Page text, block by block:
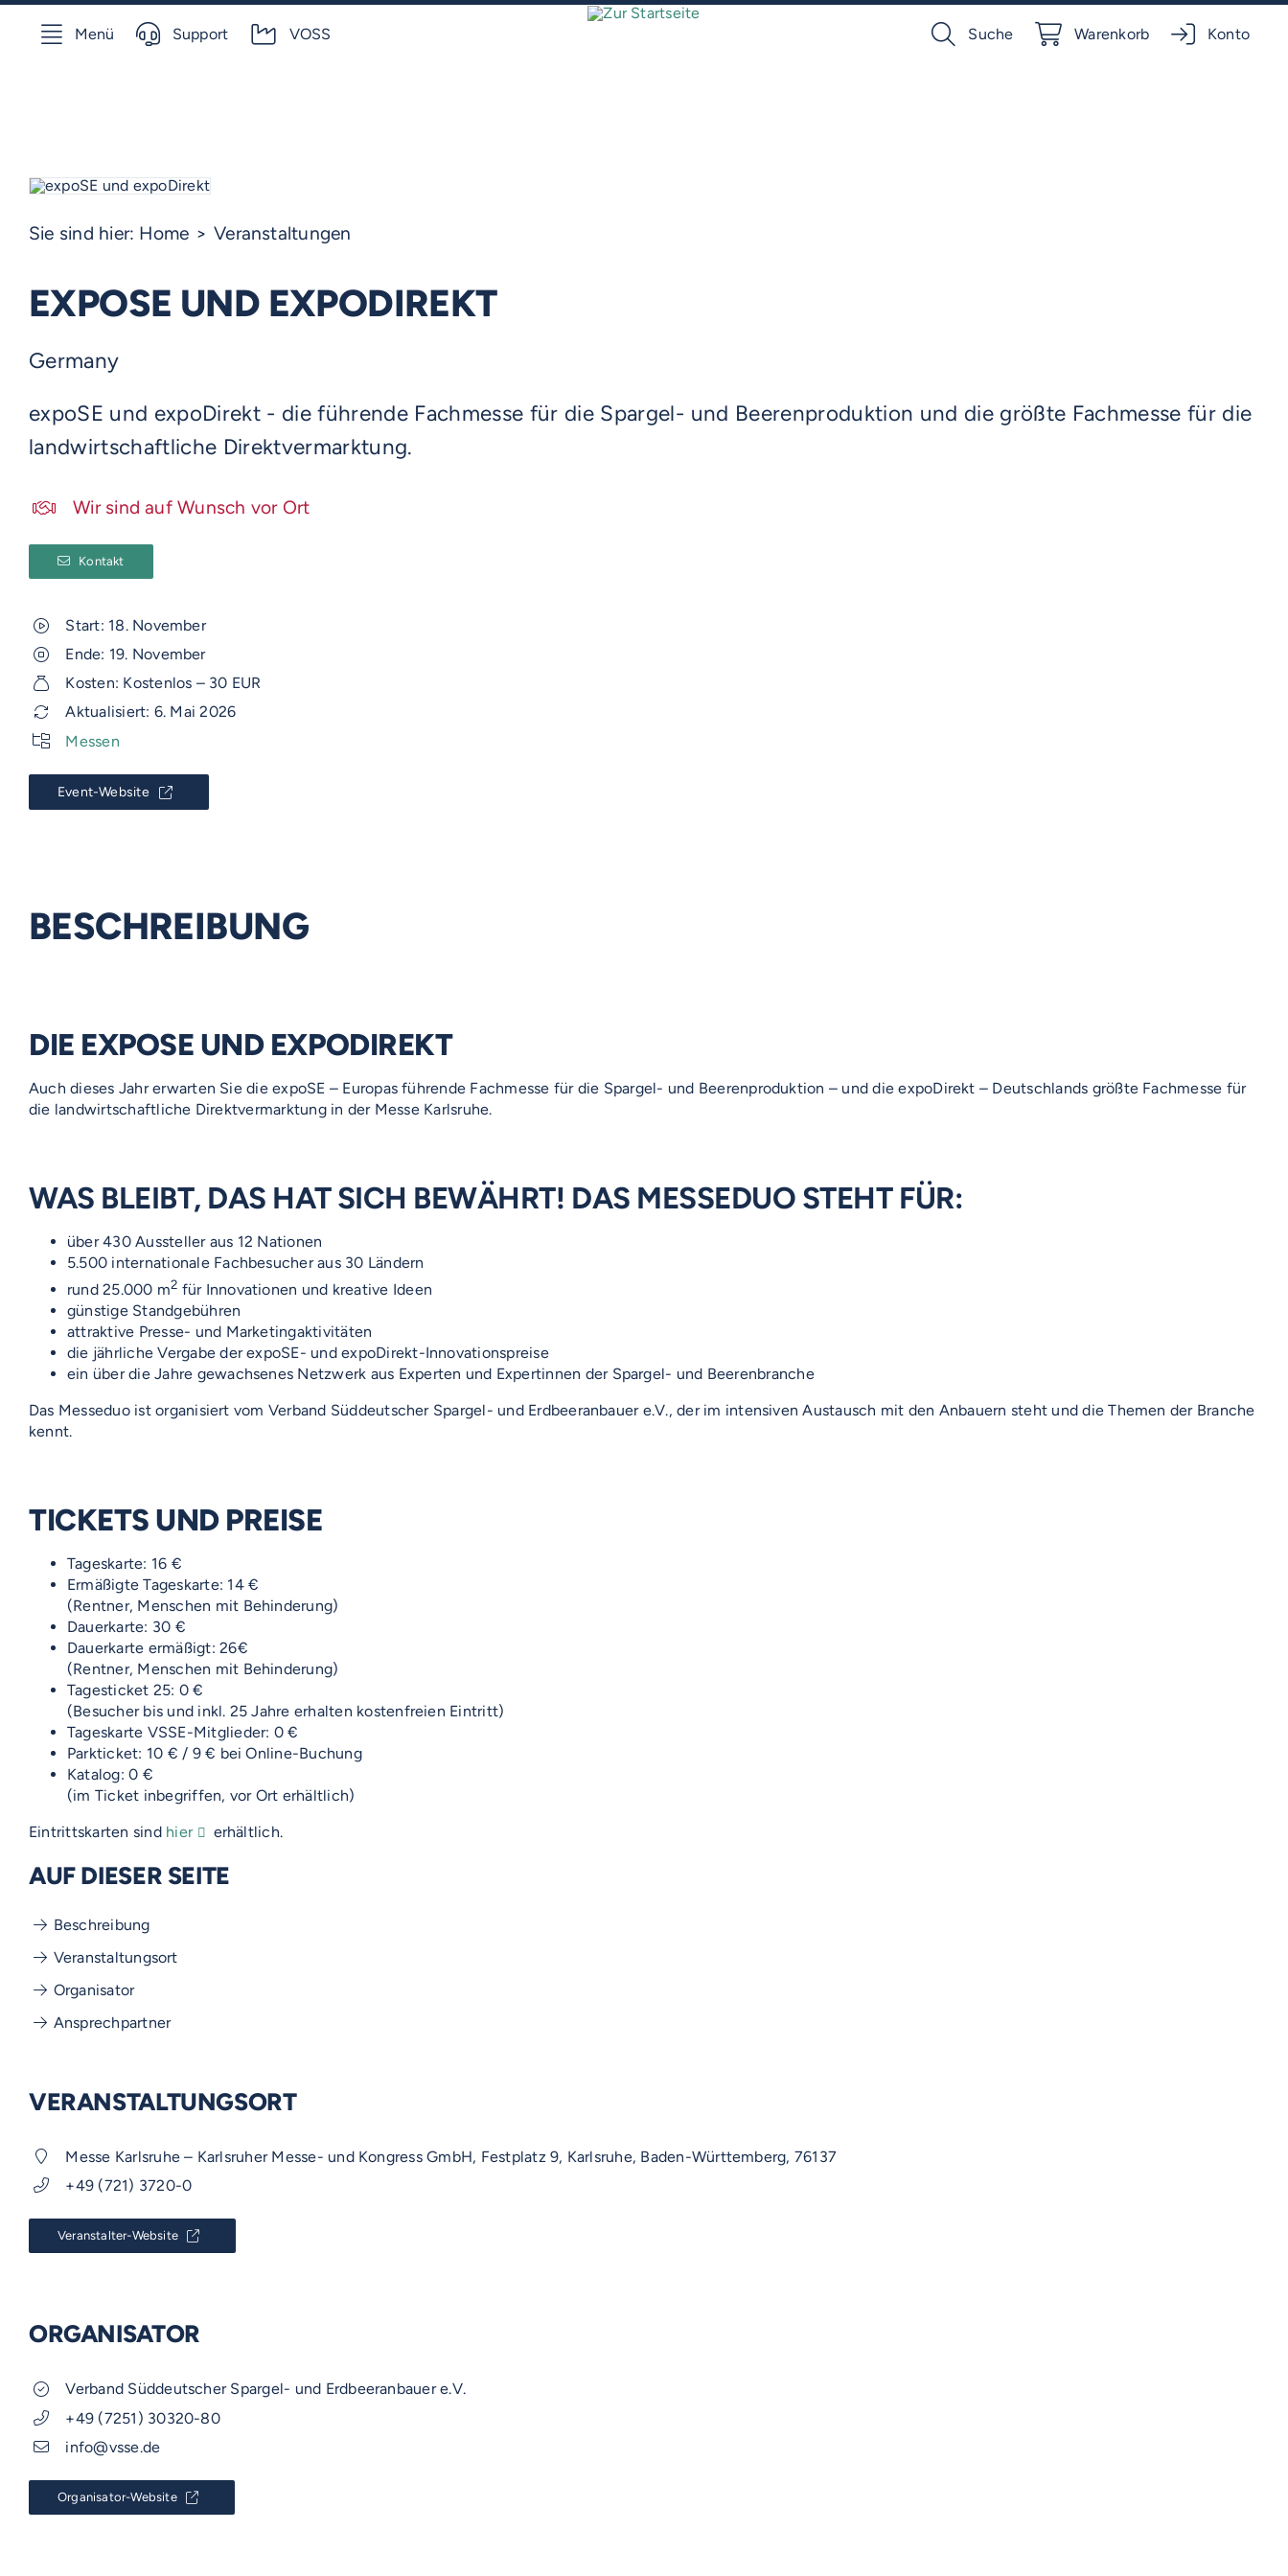
Menü Support VOSS Suche Warenkorb Konto
Sie sind hier: Home Veranstaltungen
EXPOSE UND EXPODIREKT
Germany
expoSE und expoDirekt - die führende Fachmesse für die Spargel- und Beerenproduktion und die größte Fachmesse für die
landwirtschaftliche Direktvermarktung.
Wir sind auf Wunsch vor Ort
Kontakt
Start: 18. November
Ende: 19. November
Kosten: Kostenlos – 30 EUR
Aktualisiert: 6. Mai 2026
Messen
Event-Website
BESCHREIBUNG
DIE EXPOSE UND EXPODIREKT
Auch dieses Jahr erwarten Sie die expoSE – Europas führende Fachmesse für die Spargel- und Beerenproduktion – und die expoDirekt – Deutschlands größte Fachmesse für
die landwirtschaftliche Direktvermarktung in der Messe Karlsruhe.
WAS BLEIBT, DAS HAT SICH BEWÄHRT! DAS MESSEDUO STEHT FÜR:
über 430 Aussteller aus 12 Nationen
5.500 internationale Fachbesucher aus 30 Ländern
rund 25.000 m2 für Innovationen und kreative Ideen
günstige Standgebühren
attraktive Presse- und Marketingaktivitäten
die jährliche Vergabe der expoSE- und expoDirekt-Innovationspreise
ein über die Jahre gewachsenes Netzwerk aus Experten und Expertinnen der Spargel- und Beerenbranche
Das Messeduo ist organisiert vom Verband Süddeutscher Spargel- und Erdbeeranbauer e.V., der im intensiven Austausch mit den Anbauern steht und die Themen der Branche
kennt.
TICKETS UND PREISE
Tageskarte: 16 €
Ermäßigte Tageskarte: 14 €
(Rentner, Menschen mit Behinderung)
Dauerkarte: 30 €
Dauerkarte ermäßigt: 26€
(Rentner, Menschen mit Behinderung)
Tagesticket 25: 0 €
(Besucher bis und inkl. 25 Jahre erhalten kostenfreien Eintritt)
Tageskarte VSSE-Mitglieder: 0 €
Parkticket: 10 € / 9 € bei Online-Buchung
Katalog: 0 €
(im Ticket inbegriffen, vor Ort erhältlich)
Eintrittskarten sind hier erhältlich.
AUF DIESER SEITE
Beschreibung
Veranstaltungsort
Organisator
Ansprechpartner
VERANSTALTUNGSORT
Messe Karlsruhe – Karlsruher Messe- und Kongress GmbH, Festplatz 9, Karlsruhe, Baden-Württemberg, 76137
+49 (721) 3720-0
Veranstalter-Website
ORGANISATOR
Verband Süddeutscher Spargel- und Erdbeeranbauer e.V.
+49 (7251) 30320-80
info@vsse.de
Organisator-Website
EMERITO-MODELLE
Gläserverschließmaschinen
Abfüllmaschinen
Vakuum-Detektor
STERIFLOW-MODELLE
STATIC
ROTARY
DALI
NOVUM
PRAKTIK
UNIVERSAL
GIGANT
AERO
Branchen-Übersicht
Direktvermarkter
Technologie-Übersicht